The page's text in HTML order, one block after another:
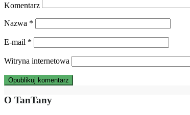
Komentarz
Nazwa *
E-mail *
Witryna internetowa
O TanTany